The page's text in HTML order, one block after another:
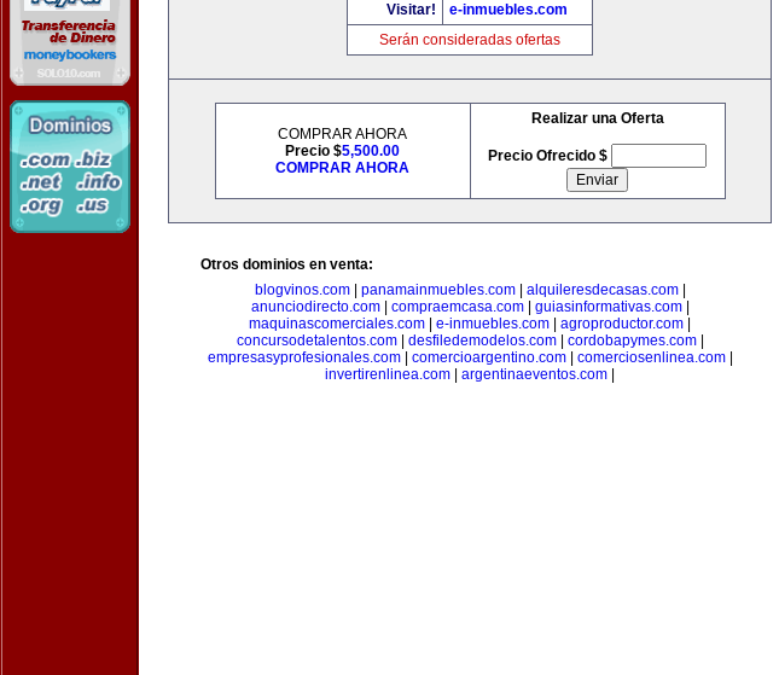
Visitar!
e-inmuebles.com
Serán consideradas ofertas
COMPRAR AHORA
Precio $5,500.00
COMPRAR AHORA
Realizar una Oferta
Precio Ofrecido $
Otros dominios en venta:
blogvinos.com| panamainmuebles.com| alquileresdecasas.com|
anunciodirecto.com| compraemcasa.com| guiasinformativas.com|
maquinascomerciales.com
e-inmuebles.com agroproductor.com
concursodetalentos.com| desfiledemodelos.com| cordobapymes.com|
empresasyprofesionales.com| comercioargentino.com| comerciosenlinea.com|
invertirenlinea.com
argentinaeventos.com